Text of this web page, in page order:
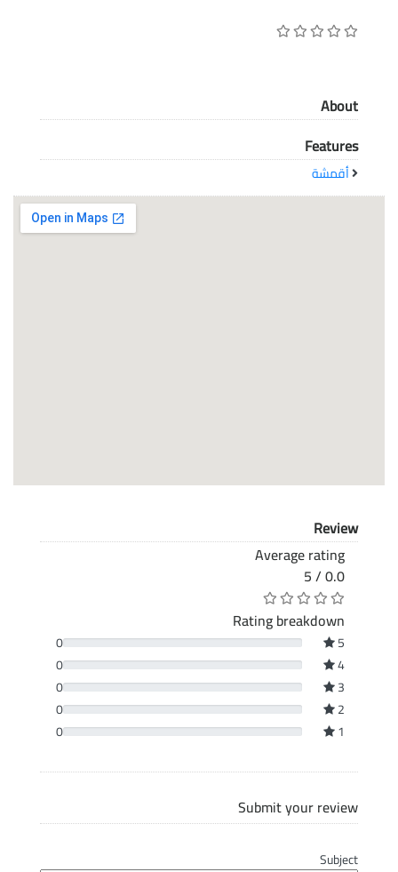
معاً نحو خلق مجتمع مبدع في عالم الأزياء
About
Features
أقمشة
Review
Average rating
0.0 / 5
Rating breakdown
5
0
4
0
3
0
2
0
1
0
Submit your review
Subject